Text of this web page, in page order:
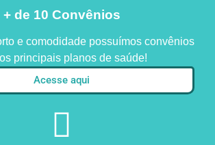
+ de 10 Convênios
e comodidade possuímos convênios
principais planos de saúde!
Acesse aqui